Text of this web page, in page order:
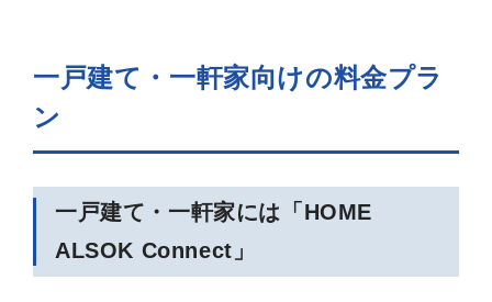
一戸建て・一軒家向けの料金プラ
ン
一戸建て・一軒家には「HOME
ALSOK Connect」